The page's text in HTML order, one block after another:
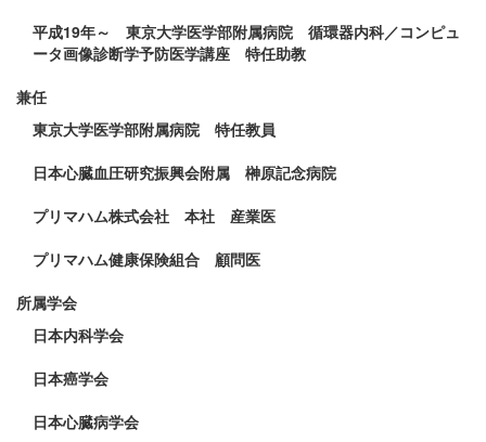
平成19年～ 東京大学医学部附属病院 循環器内科／コンピュ
ータ画像診断学予防医学講座 特任助教
兼任
東京大学医学部附属病院 特任教員
日本心臓血圧研究振興会附属 榊原記念病院
プリマハム株式会社 本社 産業医
プリマハム健康保険組合 顧問医
所属学会
日本内科学会
日本癌学会
日本心臓病学会